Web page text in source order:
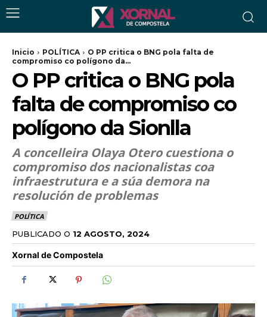
Inicio POLÍTICA
O PP critica o BNG pola falta de
compromiso co polígono da...
O PP critica o BNG pola
falta de compromiso co
polígono da Sionlla
A concelleira Olaya Otero cuestiona o
compromiso dos nacionalistas coa
infraestrutura e a súa demora na
resolución de problemas
POLÍTICA
PUBLICADO O 12 AGOSTO, 2024
Xornal de Compostela